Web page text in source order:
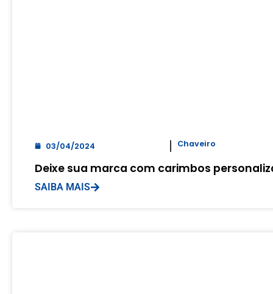
03/04/2024 Chaveiro
Deixe sua marca com carimbos
SAIBA MAIS